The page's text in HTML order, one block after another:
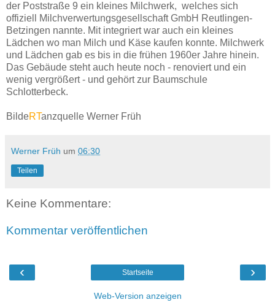
der Poststraße 9 ein kleines Milchwerk, welches sich
offiziell Milchverwertungsgesellschaft GmbH Reutlingen-
Betzingen nannte. Mit integriert war auch ein kleines
Lädchen wo man Milch und Käse kaufen konnte. Milchwerk
und Lädchen gab es bis in die frühen 1960er Jahre hinein.
Das Gebäude steht auch heute noch - renoviert und ein
wenig vergrößert - und gehört zur Baumschule
Schlotterbeck.
BildeRTanzquelle Werner Früh
Werner Früh um 06:30
Teilen
Keine Kommentare:
Kommentar veröffentlichen
‹ ›
Startseite
Web-Version anzeigen